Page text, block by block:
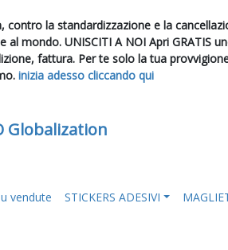
la standardizzazione e la
mondo. UNISCITI A NOI Apri GRATIS
fattura. Per te solo la tua
inizia adesso cliccando qui
Globalization
vendute STICKERS ADESIVI